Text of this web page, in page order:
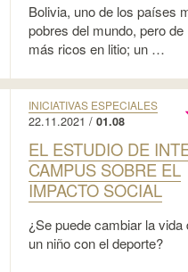
Bolivia, uno de los países
pobres del mundo, pero de
más ricos en litio; un …
INICIATIVAS ESPECIALES
22.11.2021 / 01.08
EL ESTUDIO DE
CAMPUS SOBRE EL
IMPACTO SOCIAL
¿Se puede cambiar la vida
un niño con el deporte?